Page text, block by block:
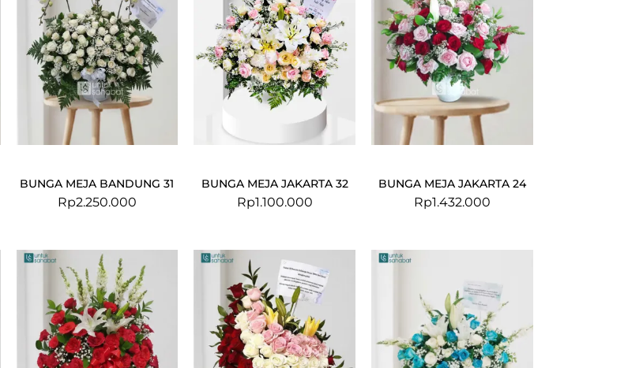
BUNGA MEJA BANDUNG 31
Rp2.250.000
BUNGA MEJA JAKARTA 32
Rp1.100.000
BUNGA MEJA JAKARTA 24
Rp1.432.000